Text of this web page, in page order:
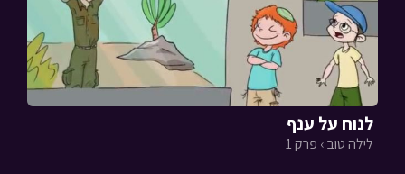
לנוח על ענף
לילה טוב › פרק 1